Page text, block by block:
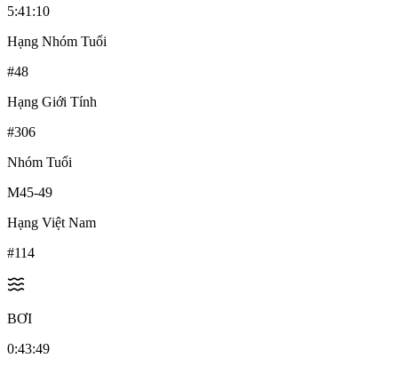
5:41:10
Hạng Nhóm Tuổi
#48
Hạng Giới Tính
#306
Nhóm Tuổi
M45-49
Hạng Việt Nam
#114
BƠI
0:43:49